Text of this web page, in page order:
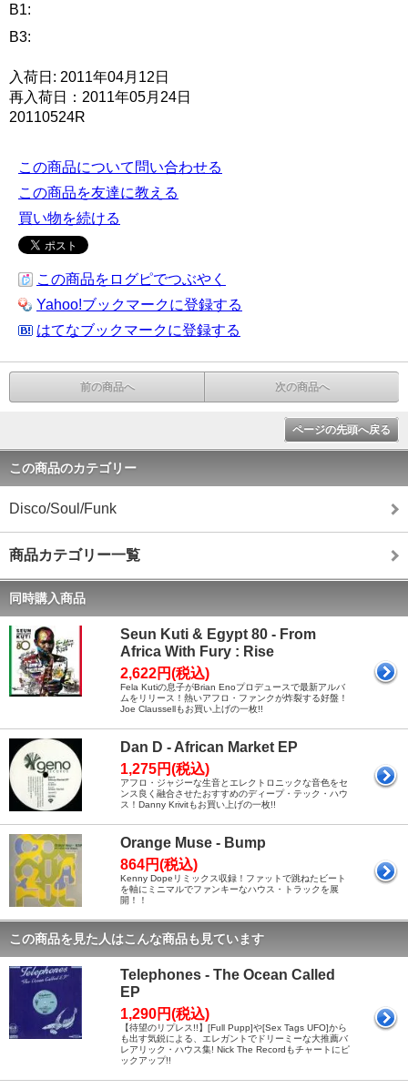
B1:
B3:
入荷日: 2011年04月12日
再入荷日：2011年05月24日
20110524R
この商品について問い合わせる
この商品を友達に教える
買い物を続ける
この商品をログピでつぶやく
Yahoo!ブックマークに登録する
はてなブックマークに登録する
前の商品へ 次の商品へ
ページの先頭へ戻る
この商品のカテゴリー
Disco/Soul/Funk
商品カテゴリー一覧
同時購入商品
Seun Kuti & Egypt 80 - From
Africa With Fury : Rise
2,622円(税込)
Fela Kutiの息子がBrian Enoプロデュースで最新アルバ
ムをリリース！熱いアフロ・ファンクが炸裂する好盤！
Joe Claussellもお買い上げの一枚!!
Dan D - African Market EP
1,275円(税込)
アフロ・ジャジーな生音とエレクトロニックな音色をセ
ンス良く融合させたおすすめのディープ・テック・ハウ
ス！Danny Krivitもお買い上げの一枚!!
Orange Muse - Bump
864円(税込)
Kenny Dopeリミックス収録！ファットで跳ねたビート
を軸にミニマルでファンキーなハウス・トラックを展
開！！
この商品を見た人はこんな商品も見ています
Telephones - The Ocean Called
EP
1,290円(税込)
【待望のリプレス!!】[Full Pupp]や[Sex Tags UFO]から
も出す気鋭による、エレガントでドリーミーな大推薦バ
レアリック・ハウス集! Nick The Recordもチャートにピ
ックアップ!!